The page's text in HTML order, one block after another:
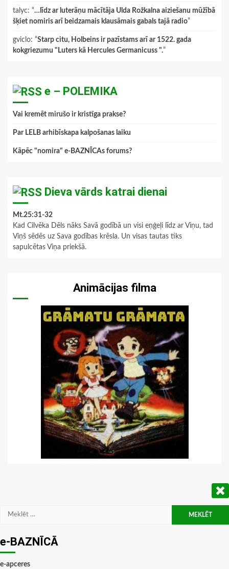
talyc: “…līdz ar luterāņu mācītāja Ulda Rožkalna aiziešanu mūžībā
šķiet nomiris arī beidzamais klausāmais gabals tajā radio”
gviclo: “Starp citu, Holbeins ir pazīstams arī ar 1522. gada
kokgriezumu "Luters kā Hercules Germanicuss ".”
e – POLEMIKA
Vai kremēt mirušo ir kristīga prakse?
Par LELB arhibīskapa kalpošanas laiku
Kāpēc "nomira" e-BAZNĪCAs forums?
Dieva vārds katrai dienai
Mt.25:31-32
Kad Cilvēka Dēls nāks Savā godībā un visi eņģeļi līdz ar Viņu, tad
Viņš sēdēs uz Sava godības krēsla. Un visas tautas tiks
sapulcētas Viņa priekšā.
Animācijas filma
Meklēt:
e-BAZNĪCĀ
e-apceres